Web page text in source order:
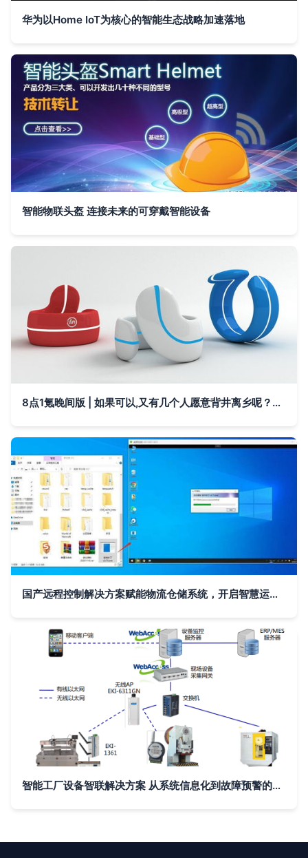
华为以Home IoT为核心的智能生态战略加速落地
智能物联头盔 连接未来的可穿戴智能设备
8点1氪晚间版 | 如果可以,又有几个人愿意背井离乡呢？其他智能设备的故事
国产远程控制解决方案赋能物流仓储系统，开启智慧运维新纪元
智能工厂设备智联解决方案 从系统信息化到故障预警的全面升级